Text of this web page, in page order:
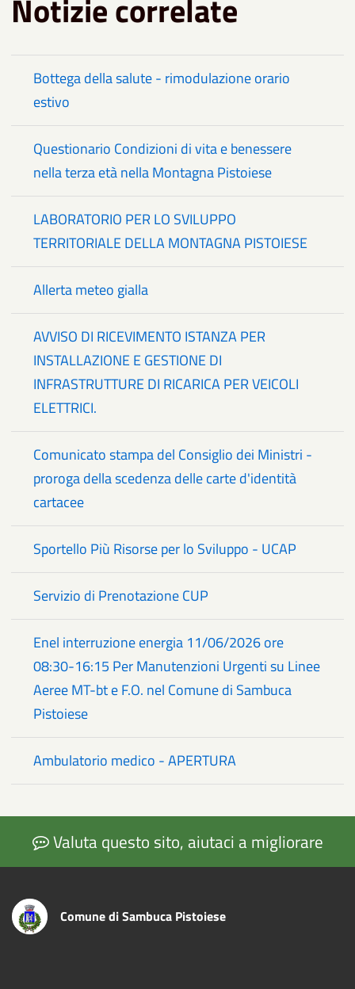
Notizie correlate
Bottega della salute - rimodulazione orario
estivo
Questionario Condizioni di vita e benessere
nella terza età nella Montagna Pistoiese
LABORATORIO PER LO SVILUPPO
TERRITORIALE DELLA MONTAGNA PISTOIESE
Allerta meteo gialla
AVVISO DI RICEVIMENTO ISTANZA PER
INSTALLAZIONE E GESTIONE DI
INFRASTRUTTURE DI RICARICA PER VEICOLI
ELETTRICI.
Comunicato stampa del Consiglio dei Ministri -
proroga della scedenza delle carte d'identità
cartacee
Sportello Più Risorse per lo Sviluppo - UCAP
Servizio di Prenotazione CUP
Enel interruzione energia 11/06/2026 ore
08:30-16:15 Per Manutenzioni Urgenti su Linee
Aeree MT-bt e F.O. nel Comune di Sambuca
Pistoiese
Ambulatorio medico - APERTURA
Valuta questo sito, aiutaci a migliorare
Comune di Sambuca Pistoiese